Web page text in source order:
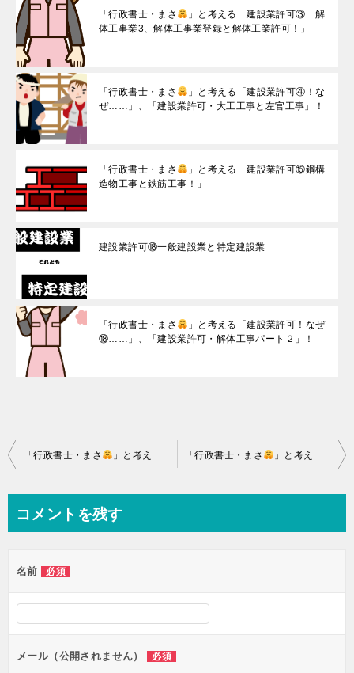
「行政書士・まさ
」と考える「建設業許可③ 解
体工事業3、解体工事業登録と解体工業許可！」
「行政書士・まさ
」と考える「建設業許可④！な
ぜ……」、「建設業許可・大工工事と左官工事」！
「行政書士・まさ
」と考える「建設業許可⑮鋼構
造物工事と鉄筋工事！」
建設業許可⑱一般建設業と特定建設業
「行政書士・まさ
」と考える「建設業許可！なぜ
⑱……」、「建設業許可・解体工事パート２」！
投
ビ
ー
シ
ョ
ン
「行政書士・まさ 」と考える「建設業許可！⑫！なぜ……」、「建設業許可・防水工事と内装仕上工事」！ 「行政書士・まさ 」と考える「建設業許可！⑭なぜ……」、「建設業許可・電気通信工事と造園工事」！
コメントを残す
名前 必須
メール（公開されません） 必須